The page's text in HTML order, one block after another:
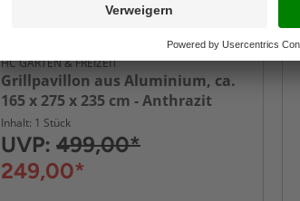
HC GARTEN & FREIZEIT
Grillpavillon aus Aluminium, ca.
165 x 275 x 235 cm - Anthrazit
Inhalt: 1 Stück
UVP: 499,00*
249,00*